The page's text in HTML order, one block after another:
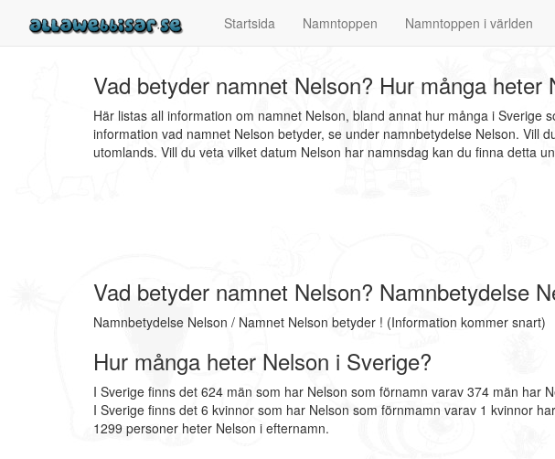
Startsida Namntoppen Namntoppen i världen
Vad betyder namnet Nelson? Hur många heter
Här listas all information om namnet Nelson, bland annat hur många i
information vad namnet Nelson betyder, se under namnbetydelse Nelson. Vill
utomlands. Vill du veta vilket datum Nelson har namnsdag kan du finna detta
Vad betyder namnet Nelson? Namnbetydelse
Namnbetydelse Nelson / Namnet Nelson betyder ! (Information kommer snart)
Hur många heter Nelson i Sverige?
I Sverige finns det 624 män som har Nelson som förnamn varav 374 män har
I Sverige finns det 6 kvinnor som har Nelson som förnmamn varav 1 kvinnor
1299 personer heter Nelson i efternamn.